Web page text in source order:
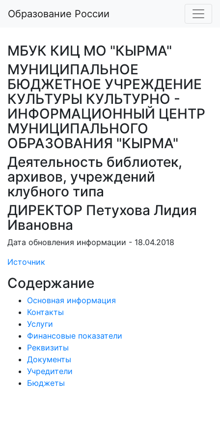
Образование России
МБУК КИЦ МО "КЫРМА"
МУНИЦИПАЛЬНОЕ
БЮДЖЕТНОЕ УЧРЕЖДЕНИЕ
КУЛЬТУРЫ КУЛЬТУРНО -
ИНФОРМАЦИОННЫЙ ЦЕНТР
МУНИЦИПАЛЬНОГО
ОБРАЗОВАНИЯ "КЫРМА"
Деятельность библиотек,
архивов, учреждений
клубного типа
ДИРЕКТОР Петухова Лидия
Ивановна
Дата обновления информации - 18.04.2018
Источник
Содержание
Основная информация
Контакты
Услуги
Финансовые показатели
Реквизиты
Документы
Учредители
Бюджеты